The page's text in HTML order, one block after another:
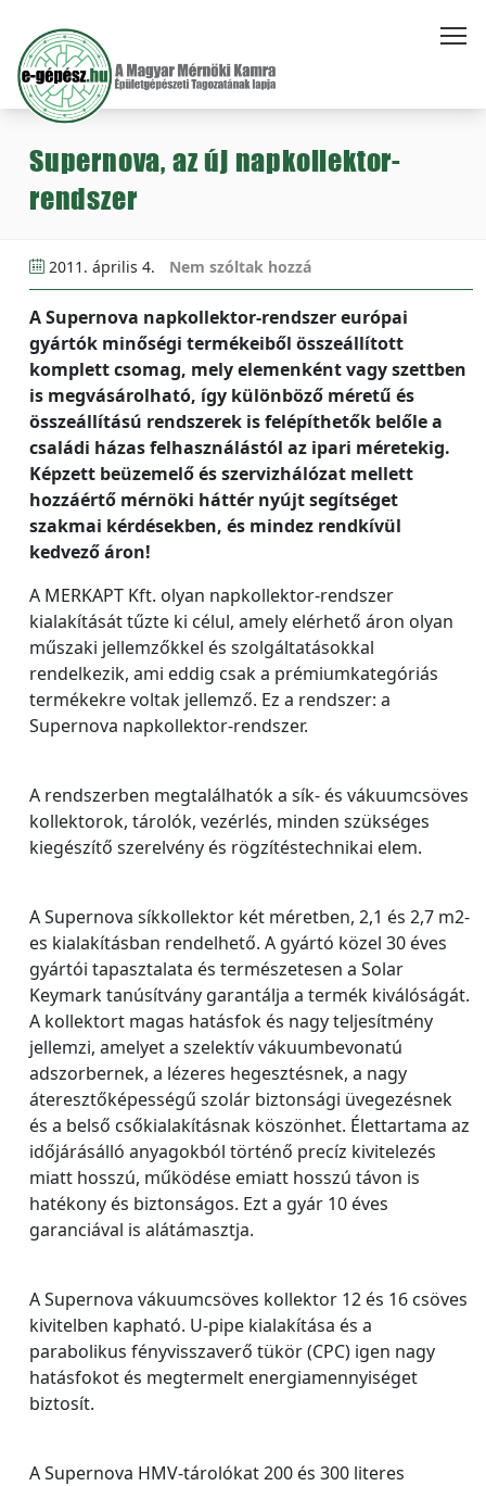
Supernova, az új napkollektor-
rendszer
2011. április 4. Nem szóltak hozzá
A Supernova napkollektor-rendszer európai
gyártók minőségi termékeiből összeállított
komplett csomag, mely elemenként vagy szettben
is megvásárolható, így különböző méretű és
összeállítású rendszerek is felépíthetők belőle a
családi házas felhasználástól az ipari méretekig.
Képzett beüzemelő és szervizhálózat mellett
hozzáértő mérnöki háttér nyújt segítséget
szakmai kérdésekben, és mindez rendkívül
kedvező áron!
A MERKAPT Kft. olyan napkollektor-rendszer
kialakítását tűzte ki célul, amely elérhető áron olyan
műszaki jellemzőkkel és szolgáltatásokkal
rendelkezik, ami eddig csak a prémiumkategóriás
termékekre voltak jellemző. Ez a rendszer: a
Supernova napkollektor-rendszer.
A rendszerben megtalálhatók a sík- és vákuumcsöves
kollektorok, tárolók, vezérlés, minden szükséges
kiegészítő szerelvény és rögzítéstechnikai elem.
A Supernova síkkollektor két méretben, 2,1 és 2,7 m2-
es kialakításban rendelhető. A gyártó közel 30 éves
gyártói tapasztalata és természetesen a Solar
Keymark tanúsítvány garantálja a termék kiválóságát.
A kollektort magas hatásfok és nagy teljesítmény
jellemzi, amelyet a szelektív vákuumbevonatú
adszorbernek, a lézeres hegesztésnek, a nagy
áteresztőképességű szolár biztonsági üvegezésnek
és a belső csőkialakításnak köszönhet. Élettartama az
időjárásálló anyagokból történő precíz kivitelezés
miatt hosszú, működése emiatt hosszú távon is
hatékony és biztonságos. Ezt a gyár 10 éves
garanciával is alátámasztja.
A Supernova vákuumcsöves kollektor 12 és 16 csöves
kivitelben kapható. U-pipe kialakítása és a
parabolikus fényvisszaverő tükör (CPC) igen nagy
hatásfokot és megtermelt energiamennyiséget
biztosít.
A Supernova HMV-tárolókat 200 és 300 literes